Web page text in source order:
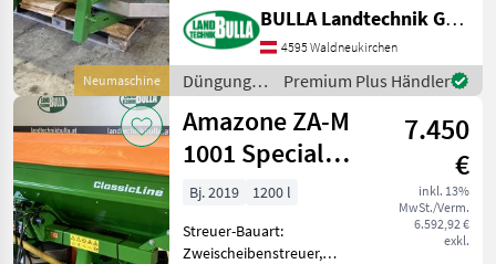
Neumaschine
Streumengenverstellung
AMAZONE Düngerstreuer
ZA-M Special 1002 Easy + Bj.
2026, Neumaschine lagernd
+ ele
BULLA Landtechnik GmbH
4595 Waldneukirchen
Düngung
und
Beregnung
/ Amazone
Premium Plus Händler
Amazone ZA-M
1001 Special
Easy
7.450
€
inkl. 13%
MwSt./Verm.
6.592,92 €
exkl.
Bj. 2019
1200 l
Streuer-Bauart:
Zweischeibenstreuer,